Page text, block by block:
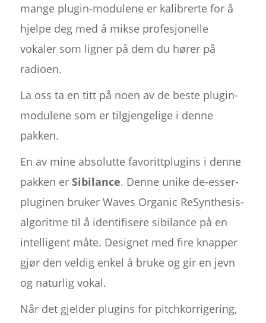
mange plugin-modulene er kalibrerte for å
hjelpe deg med å mikse profesjonelle
vokaler som ligner på dem du hører på
radioen.
La oss ta en titt på noen av de beste plugin-
modulene som er tilgjengelige i denne
pakken.
En av mine absolutte favorittplugins i denne
pakken er Sibilance. Denne unike de-esser-
pluginen bruker Waves Organic ReSynthesis-
algoritme til å identifisere sibilance på en
intelligent måte. Designet med fire knapper
gjør den veldig enkel å bruke og gir en jevn
og naturlig vokal.
Når det gjelder plugins for pitchkorrigering,